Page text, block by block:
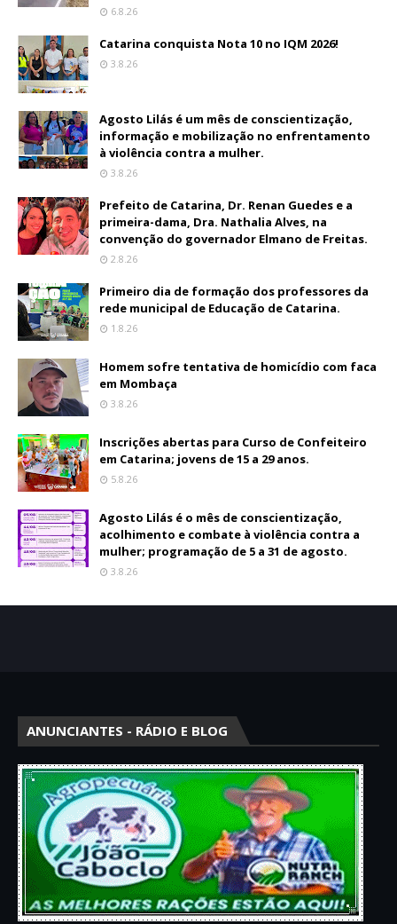
6.8.26
Catarina conquista Nota 10 no IQM 2026!
3.8.26
Agosto Lilás é um mês de conscientização,
informação e mobilização no enfrentamento
à violência contra a mulher.
3.8.26
Prefeito de Catarina, Dr. Renan Guedes e a
primeira-dama, Dra. Nathalia Alves, na
convenção do governador Elmano de Freitas.
2.8.26
Primeiro dia de formação dos professores da
rede municipal de Educação de Catarina.
1.8.26
Homem sofre tentativa de homicídio com faca
em Mombaça
3.8.26
Inscrições abertas para Curso de Confeiteiro
em Catarina; jovens de 15 a 29 anos.
5.8.26
Agosto Lilás é o mês de conscientização,
acolhimento e combate à violência contra a
mulher; programação de 5 a 31 de agosto.
3.8.26
ANUNCIANTES - RÁDIO E BLOG